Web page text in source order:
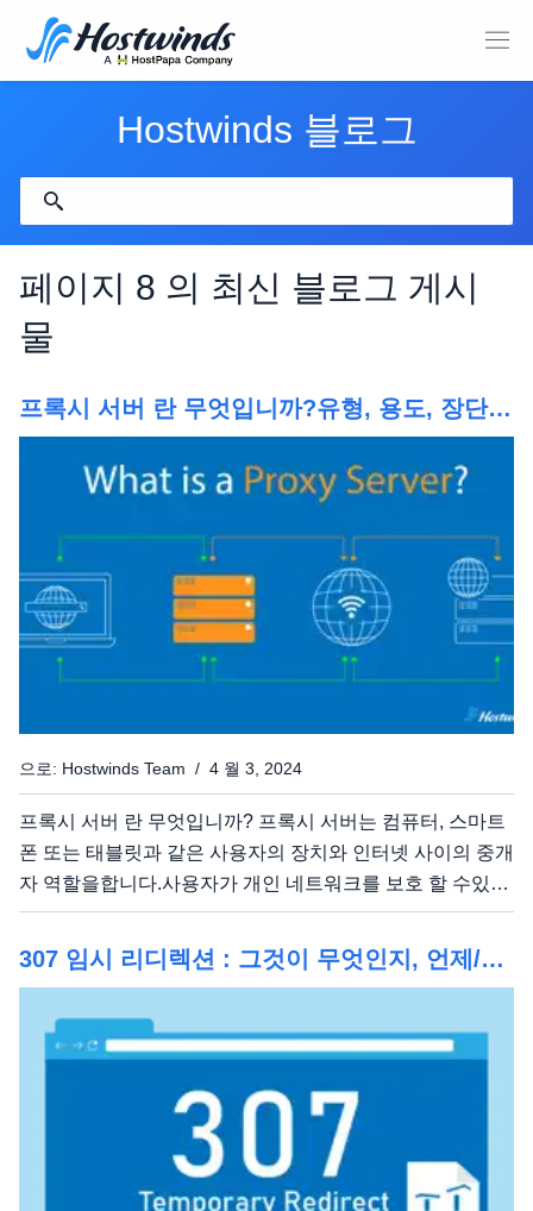
Hostwinds 블로그
페이지 8 의 최신 블로그 게시
물
프록시 서버 란 무엇입니까?유형, 용도, 장단점
등
으로: Hostwinds Team / 4 월 3, 2024
프록시 서버 란 무엇입니까? 프록시 서버는 컴퓨터, 스마트
폰 또는 태블릿과 같은 사용자의 장치와 인터넷 사이의 중개
자 역할을합니다.사용자가 개인 네트워크를 보호 할 수있는
추가 보안 계층이며 프록시 구성 방식에 따라 웹 서핑시 익
명 성을 제공합니다. 프록시는 어떻게 작동합니까? 핵심적
으로 프록시 서버의 작동은 인터넷 트래픽의 가로 채기 및
세 가지 핵심 구성 요소가 있습니다. 고객: 클라이언트는 컴
307 임시 리디렉션 : 그것이 무엇인지, 언제/사
용 방법